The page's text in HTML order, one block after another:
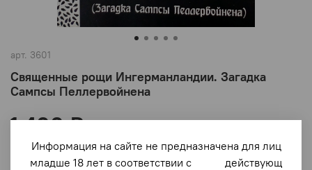
арт. 3601
Священные рощи Ингерманландии. Загадка
Сампсы Пеллервойнена
1 400 ₽
В корзину
Информация на сайте не предназначена для лиц
младше 18 лет в соответствии с действующ